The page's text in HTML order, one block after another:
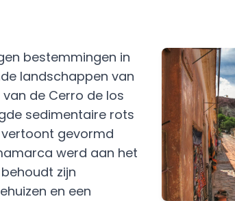
bestemmingen in
landschappen van
de Cerro de los
sedimentaire rots
gevormd
werd aan het
zijn
en een